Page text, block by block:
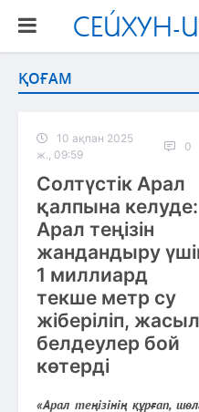
СЕЙХУН-
ҚОҒАМ
10 ақпан 2025
ж., 09:59
0
Солтүстік Арал
қалпына келуде:
Арал теңізін
жандандыру
1 миллиард
текше метр су
жіберіліп, жасыл
белдеулер бой
көтерді
«Арал теңізінің құрғап,